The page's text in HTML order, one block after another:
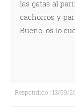
las gatas al
cachorros y
Bueno, os lo
Respondido : 13/09/